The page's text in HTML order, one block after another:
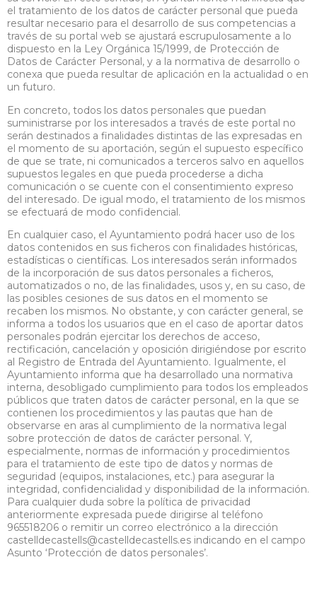
el tratamiento de los datos de carácter personal que pueda
resultar necesario para el desarrollo de sus competencias a
través de su portal web se ajustará escrupulosamente a lo
dispuesto en la Ley Orgánica 15/1999, de Protección de
Datos de Carácter Personal, y a la normativa de desarrollo o
conexa que pueda resultar de aplicación en la actualidad o en
un futuro.
En concreto, todos los datos personales que puedan
suministrarse por los interesados a través de este portal no
serán destinados a finalidades distintas de las expresadas en
el momento de su aportación, según el supuesto específico
de que se trate, ni comunicados a terceros salvo en aquellos
supuestos legales en que pueda procederse a dicha
comunicación o se cuente con el consentimiento expreso
del interesado. De igual modo, el tratamiento de los mismos
se efectuará de modo confidencial.
En cualquier caso, el Ayuntamiento podrá hacer uso de los
datos contenidos en sus ficheros con finalidades históricas,
estadísticas o científicas. Los interesados serán informados
de la incorporación de sus datos personales a ficheros,
automatizados o no, de las finalidades, usos y, en su caso, de
las posibles cesiones de sus datos en el momento se
recaben los mismos. No obstante, y con carácter general, se
informa a todos los usuarios que en el caso de aportar datos
personales podrán ejercitar los derechos de acceso,
rectificación, cancelación y oposición dirigiéndose por escrito
al Registro de Entrada del Ayuntamiento. Igualmente, el
Ayuntamiento informa que ha desarrollado una normativa
interna, desobligado cumplimiento para todos los empleados
públicos que traten datos de carácter personal, en la que se
contienen los procedimientos y las pautas que han de
observarse en aras al cumplimiento de la normativa legal
sobre protección de datos de carácter personal. Y,
especialmente, normas de información y procedimientos
para el tratamiento de este tipo de datos y normas de
seguridad (equipos, instalaciones, etc.) para asegurar la
integridad, confidencialidad y disponibilidad de la información.
Para cualquier duda sobre la política de privacidad
anteriormente expresada puede dirigirse al teléfono
965518206 o remitir un correo electrónico a la dirección
castelldecastells@castelldecastells.es indicando en el campo
Asunto ‘Protección de datos personales’.